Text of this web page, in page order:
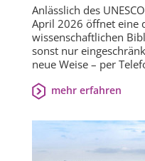
Anlässlich des
April 2026 öffnet eine
wissenschaftlichen
sonst nur
neue Weise – per
mehr erfahren